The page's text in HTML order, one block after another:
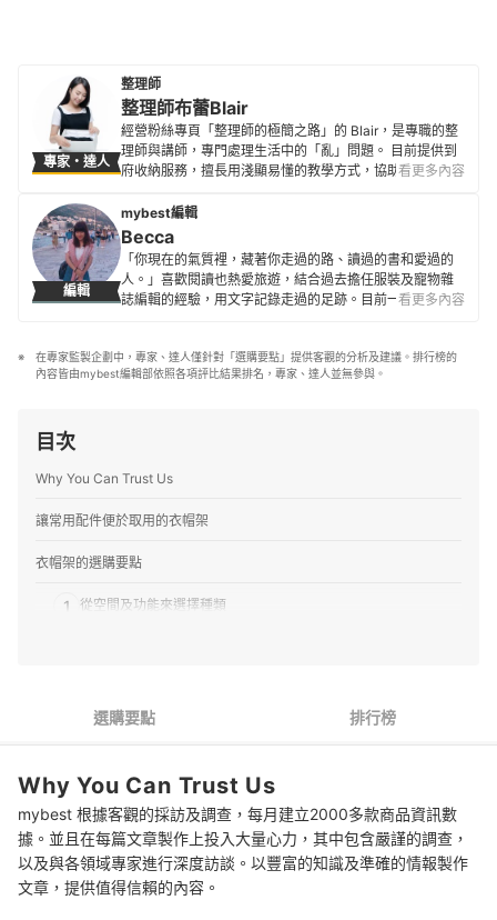
專家・達人
整理師
整理師布蕾Blair
經營粉絲專頁「整理師的極簡之路」的 Blair，是專職的整
理師與講師，專門處理生活中的「亂」問題。 目前提供到
府收納服務，擅長用淺顯易懂的教學方式，協助客人打造
是過著物質極簡、心靈富足的人生，並在邁向夢想的路
上，竭盡所能幫助人們透過整理改善家中品質、邁向理想
生活。
整理師布蕾Blair的簡介
看更多內容
編輯
mybest編輯
Becca
「你現在的氣質裡，藏著你走過的路、讀過的書和愛過的
人。」喜歡閱讀也熱愛旅遊，結合過去擔任服裝及寵物雜
誌編輯的經驗，用文字記錄走過的足跡。目前一邊自由接
Becca的簡介
看更多內容
在專家監製企劃中，專家、達人僅針對「選購要點」提供客觀的分析及建議。排行榜的
內容皆由mybest編輯部依照各項評比結果排名，專家、達人並無參與。
目次
Why You Can Trust Us
讓常用配件便於取用的衣帽架
衣帽架的選購要點
1 從空間及功能來選擇種類
4 確認掛勾數量與有無置物盤
5 配合室內風格選擇設計與材質
推薦9款人氣衣帽架排行榜
專家解惑！選購衣帽架的常見問題
選購要點 排行榜
Why You Can Trust Us
mybest 根據客觀的採訪及調查，每月建立2000多款商品資訊數
據。並且在每篇文章製作上投入大量心力，其中包含嚴謹的調查，
以及與各領域專家進行深度訪談。以豐富的知識及準確的情報製作
文章，提供值得信賴的內容。